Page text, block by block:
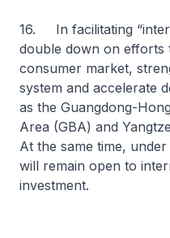
16. In facilitating
double down on efforts
consumer market,
system and accelerate
as the Guangdong-
Area (GBA) and
At the same time,
will remain open to
investment.